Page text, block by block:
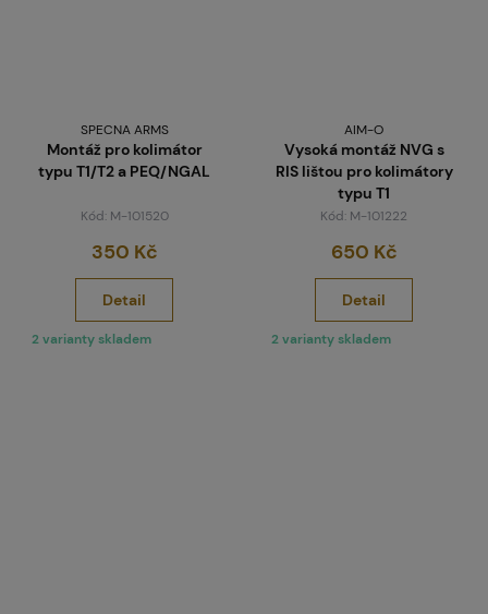
SPECNA ARMS
Montáž pro kolimátor
typu T1/T2 a PEQ/NGAL
Kód: M-101520
350 Kč
Detail
2 varianty skladem
AIM-O
Vysoká montáž NVG s
RIS lištou pro kolimátory
typu T1
Kód: M-101222
650 Kč
Detail
2 varianty skladem